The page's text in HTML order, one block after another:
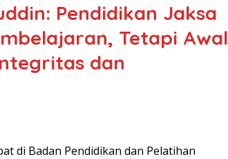
Pendidikan Jaksa
Tetapi Awal
dan
di Badan Pendidikan dan Pelatihan